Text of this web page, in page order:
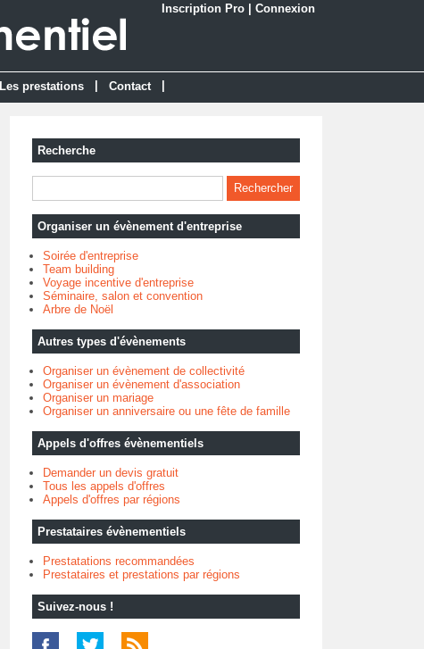
Inscription Pro Connexion
Les prestations Contact
Recherche
Organiser un évènement d'entreprise
Soirée d'entreprise
Team building
Voyage incentive d'entreprise
Séminaire, salon et convention
Arbre de Noël
Autres types d'évènements
Organiser un évènement de collectivité
Organiser un évènement d'association
Organiser un mariage
Organiser un anniversaire ou une fête de famille
Appels d'offres évènementiels
Demander un devis gratuit
Tous les appels d'offres
Appels d'offres par régions
Prestataires évènementiels
Prestatations recommandées
Prestataires et prestations par régions
Suivez-nous !